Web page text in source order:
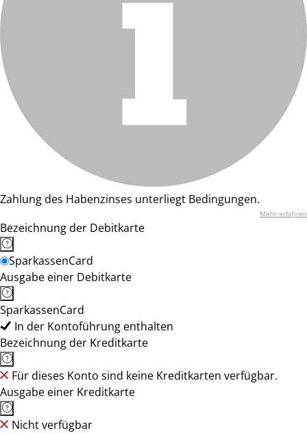
Zahlung des Habenzinses unterliegt Bedingungen.
Mehr erfahren
Bezeichnung der Debitkarte
SparkassenCard
Ausgabe einer Debitkarte
SparkassenCard
In der Kontoführung enthalten
Bezeichnung der Kreditkarte
Für dieses Konto sind keine Kreditkarten verfügbar.
Ausgabe einer Kreditkarte
Nicht verfügbar